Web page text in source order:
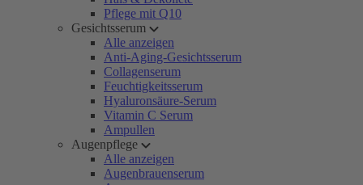
Pflege mit Q10
Gesichtsserum
Alle anzeigen
Anti-Aging-Gesichtsserum
Collagenserum
Feuchtigkeitsserum
Hyaluronsäure-Serum
Vitamin C Serum
Ampullen
Augenpflege
Alle anzeigen
Augenbrauenserum